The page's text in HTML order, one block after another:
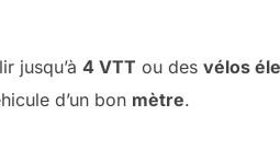
jusqu’à 4 VTT ou des vélos
d’un bon mètre.